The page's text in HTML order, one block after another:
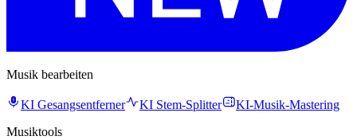
Musik bearbeiten
KI Gesangsentferner KI Stem-Splitter
KI-Musik-Mastering
Musiktools